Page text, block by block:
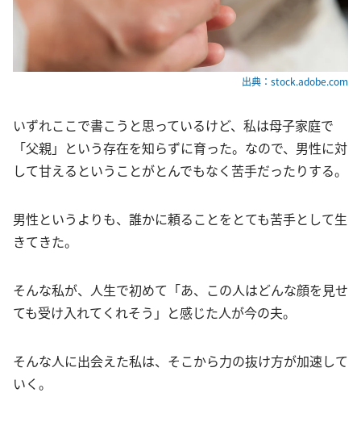
出典：stock.adobe.com
いずれここで書こうと思っているけど、私は母子家庭で
「父親」という存在を知らずに育った。なので、男性に対
して甘えるということがとんでもなく苦手だったりする。
男性というよりも、誰かに頼ることをとても苦手として生
きてきた。
そんな私が、人生で初めて「あ、この人はどんな顔を見せ
ても受け入れてくれそう」と感じた人が今の夫。
そんな人に出会えた私は、そこから力の抜け方が加速して
いく。